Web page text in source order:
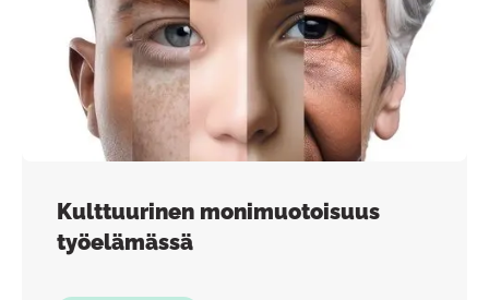
Kulttuurinen monimuotoisuus
työelämässä